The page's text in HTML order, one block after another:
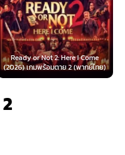
Here I Come
ย 2 (พากย์ไทย)
Now You See
(2025) อาช